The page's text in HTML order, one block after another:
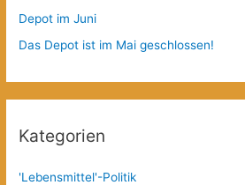
Depot im Juni
Das Depot ist im Mai geschlossen!
Kategorien
'Lebensmittel'-Politik